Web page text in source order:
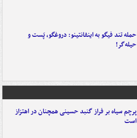
حمله تند فیگو به اینفانتینو: دروغگو، پَست‌ و
حیله‌گر!
پرچم سیاه بر فراز گنبد حسینی همچنان در اهتزاز
است